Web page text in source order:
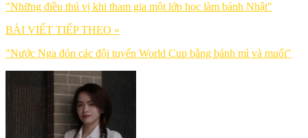
"Những điều thú vị khi tham gia một lớp học làm bánh Nhật"
BÀI VIẾT TIẾP THEO »
"Nước Nga đón các đội tuyển World Cup bằng bánh mì và muối"